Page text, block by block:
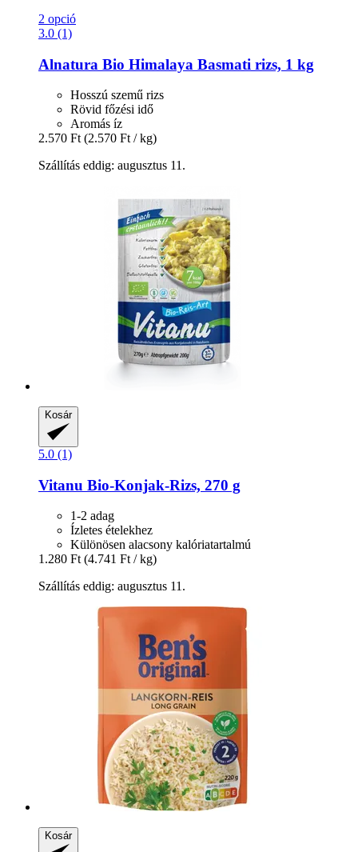
2 opció
3.0 (1)
Alnatura Bio Himalaya Basmati rizs, 1 kg
Hosszú szemű rizs
Rövid főzési idő
Aromás íz
2.570 Ft (2.570 Ft / kg)
Szállítás eddig: augusztus 11.
Kosár
5.0 (1)
Vitanu Bio-​Konjak-​Rizs, 270 g
1-2 adag
Ízletes ételekhez
Különösen alacsony kalóriatartalmú
1.280 Ft (4.741 Ft / kg)
Szállítás eddig: augusztus 11.
Kosár